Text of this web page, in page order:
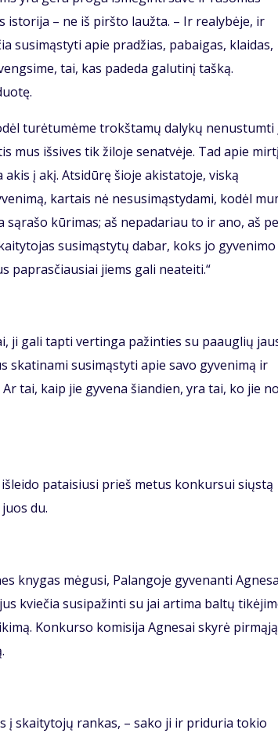
– ne iš piršto laužta. – Ir realybėje, ir
susimąstyti apie pradžias, pabaigas, klaidas,
tai, kas padeda galutinį tašką.
turėtumėme trokštamų dalykų nenustumti
mus išsives tik žiloje senatvėje. Tad apie
į akį. Atsidūrę šioje akistatoje, viską
kartais nė nesusimąstydami, kodėl
kūrimas; aš nepadariau to ir ano, aš
susimąstytų dabar, koks jo gyvenimo
paprasčiausiai jiems gali neateiti.“
ji gali tapti vertinga pažinties su paauglių
skatinami susimąstyti apie savo gyvenimą ir
tai, kaip jie gyvena šiandien, yra tai, ko jie
pataisiusi prieš metus konkursui siųstą
du.
knygas mėgusi, Palangoje gyvenanti
kviečia susipažinti su jai artima baltų
Konkurso komisija Agnesai skyrė pirmąją
į skaitytojų rankas, – sako ji ir priduria tokio